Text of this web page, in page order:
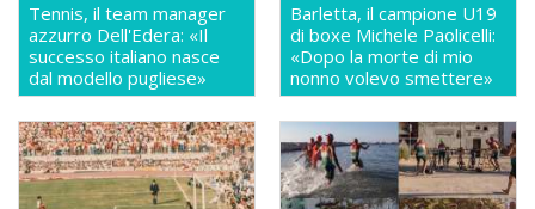
Tennis, il team manager
azzurro Dell'Edera: «Il
successo italiano nasce
dal modello pugliese»
Barletta, il campione U19
di boxe Michele Paolicelli:
«Dopo la morte di mio
nonno volevo smettere»